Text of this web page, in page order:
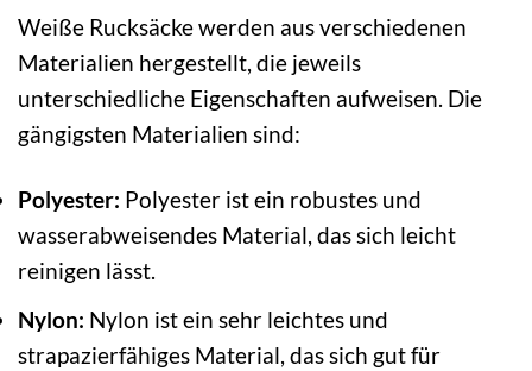
Weiße Rucksäcke werden aus verschiedenen
Materialien hergestellt, die jeweils
unterschiedliche Eigenschaften aufweisen. Die
gängigsten Materialien sind:
Polyester: Polyester ist ein robustes und
wasserabweisendes Material, das sich leicht
reinigen lässt.
Nylon: Nylon ist ein sehr leichtes und
strapazierfähiges Material, das sich gut für